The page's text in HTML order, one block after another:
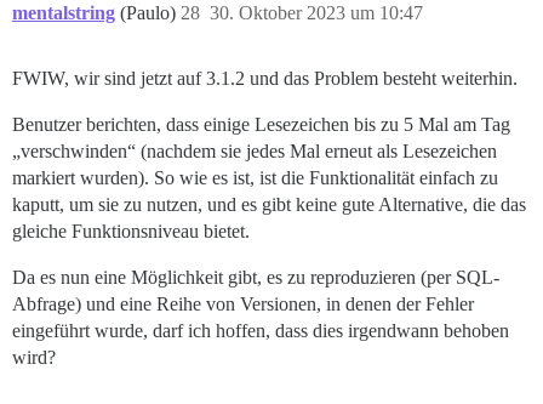
mentalstring (Paulo) 30. Oktober 2023 um 10:47
28
FWIW, wir sind jetzt auf 3.1.2 und das Problem besteht weiterhin.
Benutzer berichten, dass einige Lesezeichen bis zu 5 Mal am Tag
„verschwinden“ (nachdem sie jedes Mal erneut als Lesezeichen
markiert wurden). So wie es ist, ist die Funktionalität einfach zu
kaputt, um sie zu nutzen, und es gibt keine gute Alternative, die das
gleiche Funktionsniveau bietet.
Da es nun eine Möglichkeit gibt, es zu reproduzieren (per SQL-
Abfrage) und eine Reihe von Versionen, in denen der Fehler
eingeführt wurde, darf ich hoffen, dass dies irgendwann behoben
wird?